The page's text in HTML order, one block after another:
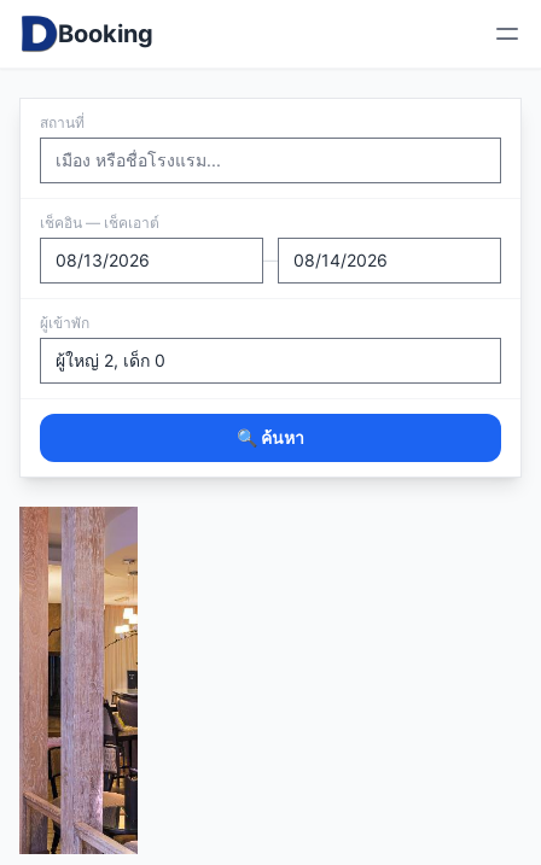
Booking
สถานที่
เช็คอิน — เช็คเอาต์
—
ผู้เข้าพัก
🔍 ค้นหา